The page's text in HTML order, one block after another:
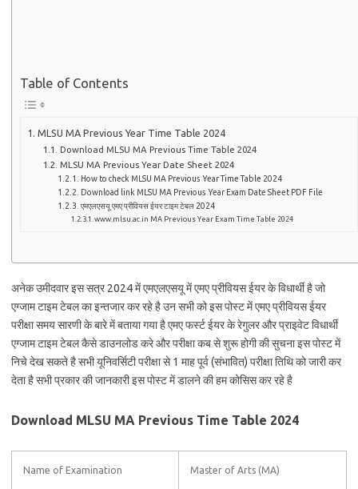
Table of Contents
MLSU MA Previous Year Time Table 2024
Download MLSU MA Previous Time Table 2024
MLSU MA Previous Year Date Sheet 2024
How to check MLSU MA Previous Year Time Table 2024
Download link MLSU MA Previous Year Exam Date Sheet PDF File
एमएलएसयू एमए प्रीवियस ईयर टाइम टेबल 2024
www.mlsu.ac.in MA Previous Year Exam Time Table 2024
अनेक उमीदवार इस सत्र 2024 में एमएलएसयू में एमए प्रीवियस ईयर के विधार्थी है जो
एग्जाम टाइम टेबल का इन्तजार कर रहे है उन सभी को इस पोस्ट में एमए प्रीवियस ईयर
परीक्षा समय सारणी के बारे में बताया गया है एमए फर्स्ट ईयर के रेगुलर और प्राइवेट विधार्थी
एग्जाम टाइम टेबल कैसे डाउनलोड करे और परीक्षा कब से शुरू होगी की सुचना इस पोस्ट में
निचे देख सकते है सभी यूनिवर्सिटी परीक्षा से 1 माह पूर्व (संभावित) परीक्षा तिथि को जारी कर
देता है सभी प्रकार की जानकारी इस पोस्ट में डालने की हम कोसिस कर रहे है
Download MLSU MA Previous Time Table 2024
Name of Examination Master of Arts (MA)